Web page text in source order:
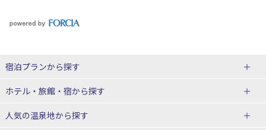
宿泊プランから探す
北海道
東北
ホテル・旅館・宿から探す
北海道ホテル・旅館
人気の温泉地から探す